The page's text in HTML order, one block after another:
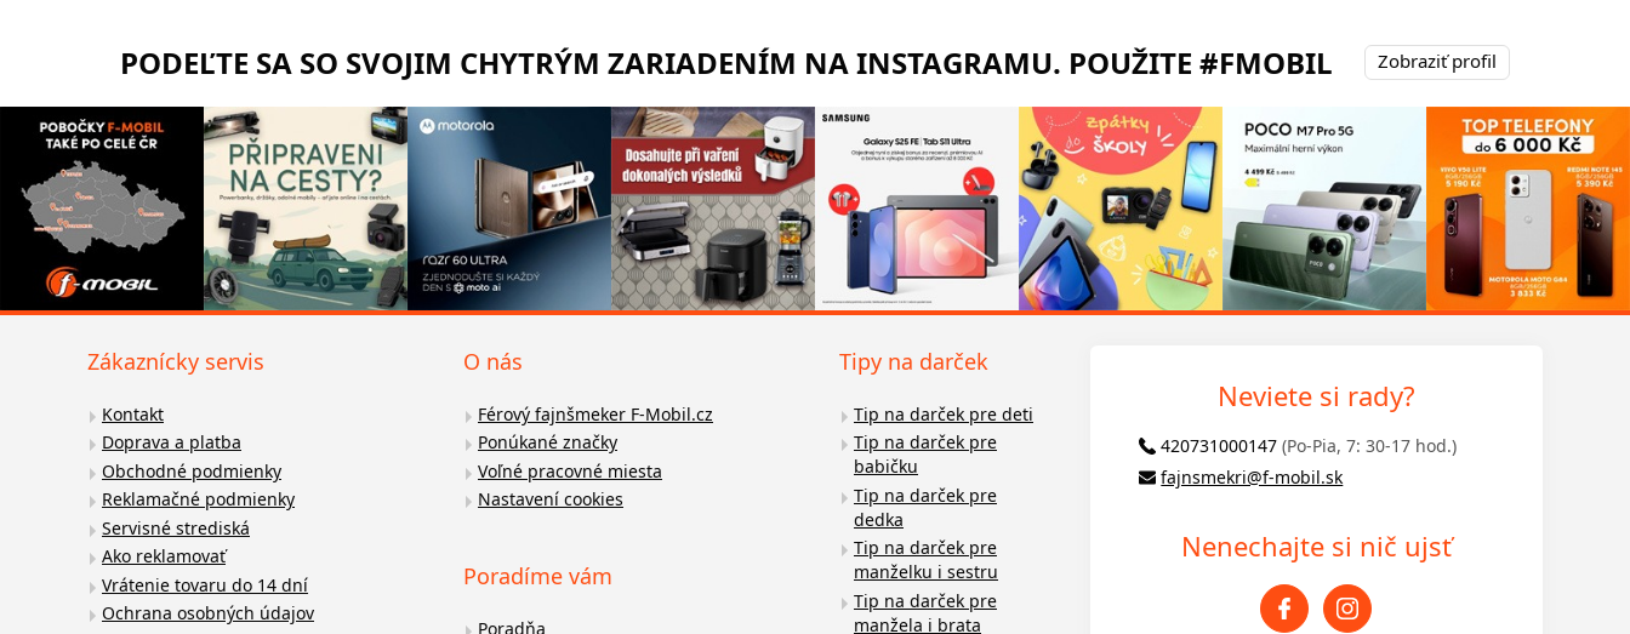
PODEĽTE SA SO SVOJIM CHYTRÝM ZARIADENÍM NA INSTAGRAMU. POUŽITE #FMOBIL Zobraziť profil
Zákaznícky servis
Kontakt
Doprava a platba
Obchodné podmienky
Reklamačné podmienky
Servisné strediská
Ako reklamovať
Vrátenie tovaru do 14 dní
Ochrana osobných údajov
O nás
Férový fajnšmeker F-Mobil.cz
Ponúkané značky
Voľné pracovné miesta
Nastavení cookies
Poradíme vám
Poradňa
Tipy na darček
Tip na darček pre deti
Tip na darček pre
babičku
Tip na darček pre
dedka
Tip na darček pre
manželku i sestru
Tip na darček pre
manžela i brata
Neviete si rady?
420731000147 (Po-Pia, 7: 30-17 hod.)
fajnsmekri@f-mobil.sk
Nenechajte si nič ujsť